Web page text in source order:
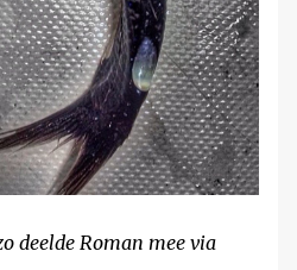
deelde Roman mee via